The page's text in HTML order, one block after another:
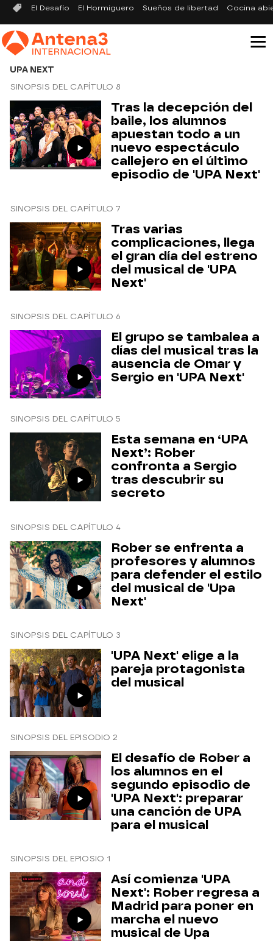
El Desafío El Hormiguero Sueños de libertad Cocina
UPA NEXT
SINOPSIS DEL CAPÍTULO 8
Tras la decepción del
baile, los alumnos
apuestan todo a un
nuevo espectáculo
callejero en el último
episodio de 'UPA Next'
SINOPSIS DEL CAPÍTULO 7
Tras varias
complicaciones, llega
el gran día del estreno
del musical de 'UPA
Next'
SINOPSIS DEL CAPÍTULO 6
El grupo se tambalea a
días del musical tras la
ausencia de Omar y
Sergio en 'UPA Next'
SINOPSIS DEL CAPÍTULO 5
Esta semana en ‘UPA
Next’: Rober
confronta a Sergio
tras descubrir su
secreto
SINOPSIS DEL CAPÍTULO 4
Rober se enfrenta a
profesores y alumnos
para defender el estilo
del musical de 'Upa
Next'
SINOPSIS DEL CAPÍTULO 3
'UPA Next' elige a la
pareja protagonista
del musical
SINOPSIS DEL EPISODIO 2
El desafío de Rober a
los alumnos en el
segundo episodio de
'UPA Next': preparar
una canción de UPA
para el musical
SINOPSIS DEL EPIOSIO 1
Así comienza 'UPA
Next': Rober regresa a
Madrid para poner en
marcha el nuevo
musical de Upa